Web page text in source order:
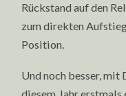
Rückstand auf den
zum direkten
Position.
Und noch besser, mit